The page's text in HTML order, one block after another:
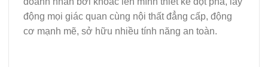
động mọi giác quan cùng nội thất đẳng cấp, động
cơ mạnh mẽ, sở hữu nhiều tính năng an toàn.